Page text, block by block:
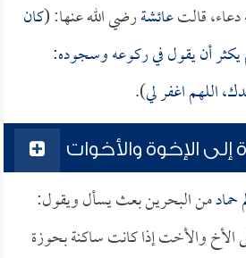
قالتعائشةرضي الله عنها: (كان
يكثر أن يقول في ركوعه وسجوده:
اللهم اغفر لي).
الإخوة والأخوات
حمادمن البحرين بعث يسأل ويقول:
والأخت إذا كانت ساكنة بحوزة